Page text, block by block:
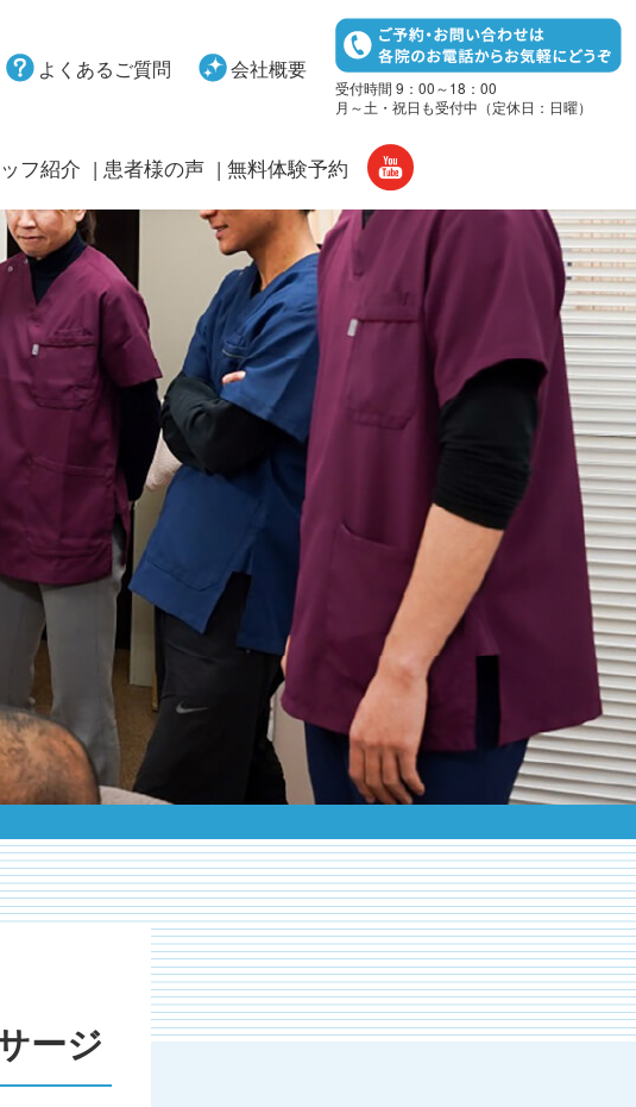
よくあるご質問 会社概要
受付時間 9：00～18：00
月～土・祝日も受付中（定休日：日曜）
フ紹介 患者様の声 無料体験予約
ージ